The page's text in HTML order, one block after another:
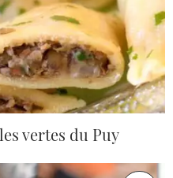
vertes du Puy